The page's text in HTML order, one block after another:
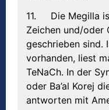
11. Die Megilla
Zeichen und/oder
geschrieben sind.
vorhanden, liest
TeNaCh. In der
oder Ba’al Korej
antworten mit